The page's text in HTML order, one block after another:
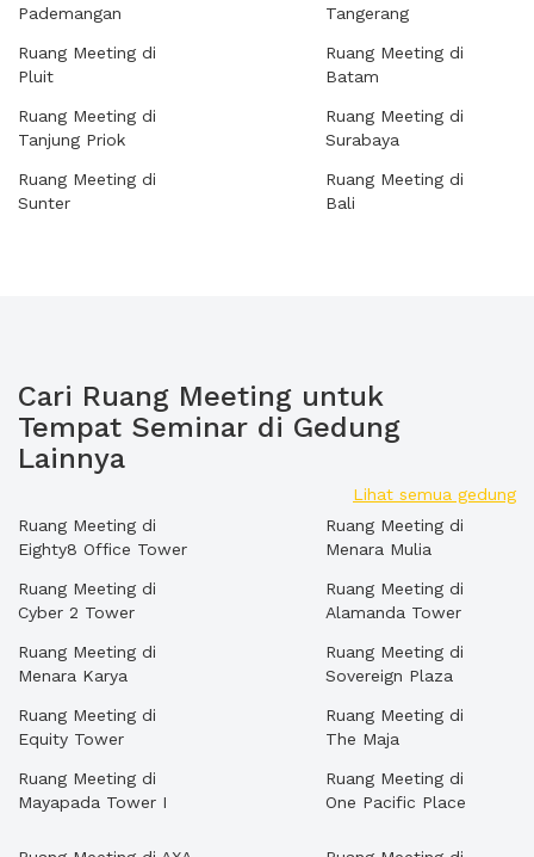
Pademangan
Ruang Meeting di
Pluit
Ruang Meeting di
Tanjung Priok
Ruang Meeting di
Sunter
Tangerang
Ruang Meeting di
Batam
Ruang Meeting di
Surabaya
Ruang Meeting di
Bali
Cari Ruang Meeting untuk
Tempat Seminar di Gedung
Lainnya
Lihat semua gedung
Ruang Meeting di
Eighty8 Office Tower
Ruang Meeting di
Cyber 2 Tower
Ruang Meeting di
Menara Karya
Ruang Meeting di
Equity Tower
Ruang Meeting di
Mayapada Tower I
Ruang Meeting di
Menara Mulia
Ruang Meeting di
Alamanda Tower
Ruang Meeting di
Sovereign Plaza
Ruang Meeting di
The Maja
Ruang Meeting di
One Pacific Place